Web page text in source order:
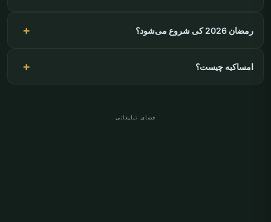
رمضان 2026 کی شروع می‌شود؟
امساکیه چیست؟
فضای تبلیغاتی